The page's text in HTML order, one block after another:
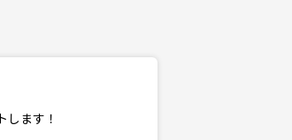
します！